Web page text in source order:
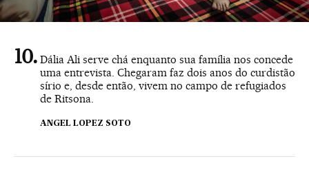
Dália Ali serve chá enquanto sua família nos concede
uma entrevista. Chegaram faz dois anos do curdistão
sírio e, desde então, vivem no campo de refugiados
de Ritsona.
ANGEL LOPEZ SOTO